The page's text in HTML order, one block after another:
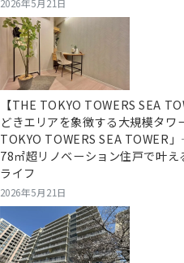
2026年5月21日
【THE TOKYO TOWERS SEA
どきエリアを象徴する大規模タワ
TOKYO TOWERS SEA TOWER
78㎡超リノベーション住戸で叶え
ライフ
2026年5月21日